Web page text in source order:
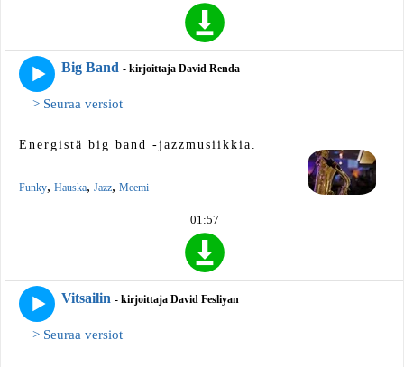
Big Band - kirjoittaja David Renda
> Seuraa versiot
Energistä big band -jazzmusiikkia.
Funky, Hauska, Jazz, Meemi
01:57
Vitsailin - kirjoittaja David Fesliyan
> Seuraa versiot